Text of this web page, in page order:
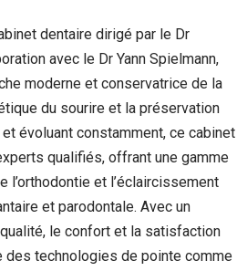
dentaire dirigé par le Dr
avec le Dr Yann Spielmann,
moderne et conservatrice de la
du sourire et la préservation
évoluant constamment, ce cabinet
qualifiés, offrant une gamme
l’orthodontie et l’éclaircissement
et parodontale. Avec un
le confort et la satisfaction
des technologies de pointe comme